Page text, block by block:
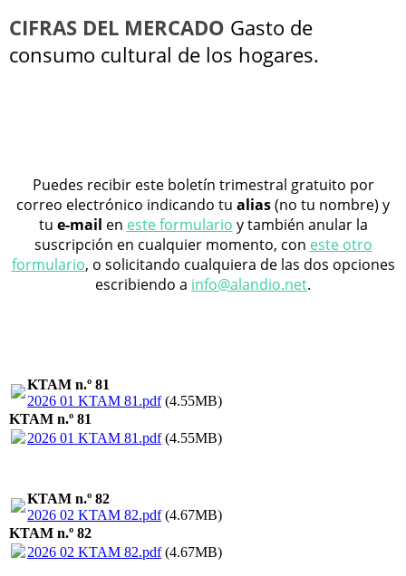
CIFRAS DEL MERCADO Gasto de
consumo cultural de los hogares.
Puedes recibir este boletín trimestral gratuito por
correo electrónico indicando tu alias(no tu nombre) y
tu e-mail en este formulario y también anular la
suscripción en cualquier momento, con este otro
formulario, o solicitando cualquiera de las dos opciones
escribiendo a info@alandio.net.
KTAM n.º 81
2026 01 KTAM 81.pdf(4.55MB)
KTAM n.º 81
2026 01 KTAM 81.pdf(4.55MB)
KTAM n.º 82
2026 02 KTAM 82.pdf(4.67MB)
KTAM n.º 82
2026 02 KTAM 82.pdf(4.67MB)